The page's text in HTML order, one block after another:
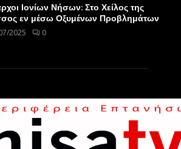
Ιονίων Νήσων: Στο Χείλος της
εν μέσω Οξυμένων Προβλημάτων
2025 0